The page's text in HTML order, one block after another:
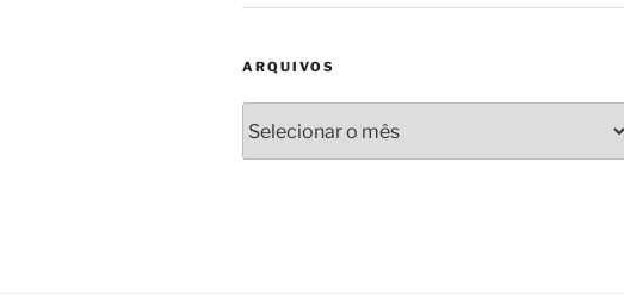
ARQUIVOS